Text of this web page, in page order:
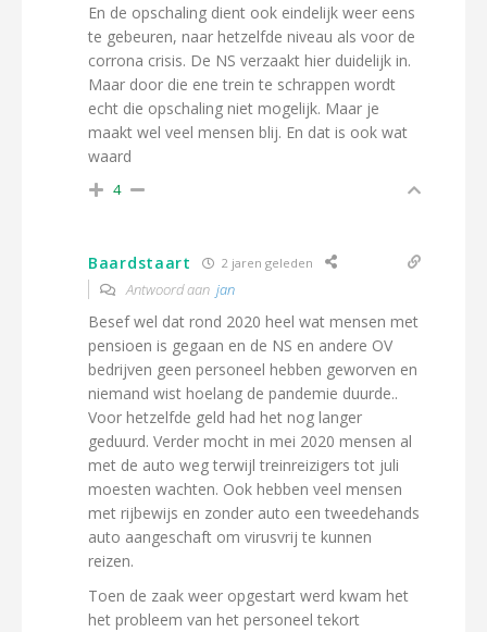
En de opschaling dient ook eindelijk weer eens
te gebeuren, naar hetzelfde niveau als voor de
corrona crisis. De NS verzaakt hier duidelijk in.
Maar door die ene trein te schrappen wordt
echt die opschaling niet mogelijk. Maar je
maakt wel veel mensen blij. En dat is ook wat
waard
4
Baardstaart 2 jaren geleden
Antwoord aan jan
Besef wel dat rond 2020 heel wat mensen met
pensioen is gegaan en de NS en andere OV
bedrijven geen personeel hebben geworven en
niemand wist hoelang de pandemie duurde..
Voor hetzelfde geld had het nog langer
geduurd. Verder mocht in mei 2020 mensen al
met de auto weg terwijl treinreizigers tot juli
moesten wachten. Ook hebben veel mensen
met rijbewijs en zonder auto een tweedehands
auto aangeschaft om virusvrij te kunnen
reizen.
Toen de zaak weer opgestart werd kwam het
het probleem van het personeel tekort